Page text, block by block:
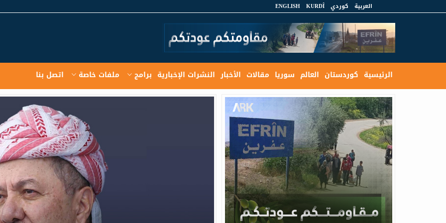
العربية كوردي KURDÎ
ENGLISH
الرئيسية كوردستان العالم سوريا مقالات الأخبار النشرات الإخبارية برامج ملفات خاصة اتصل بنا